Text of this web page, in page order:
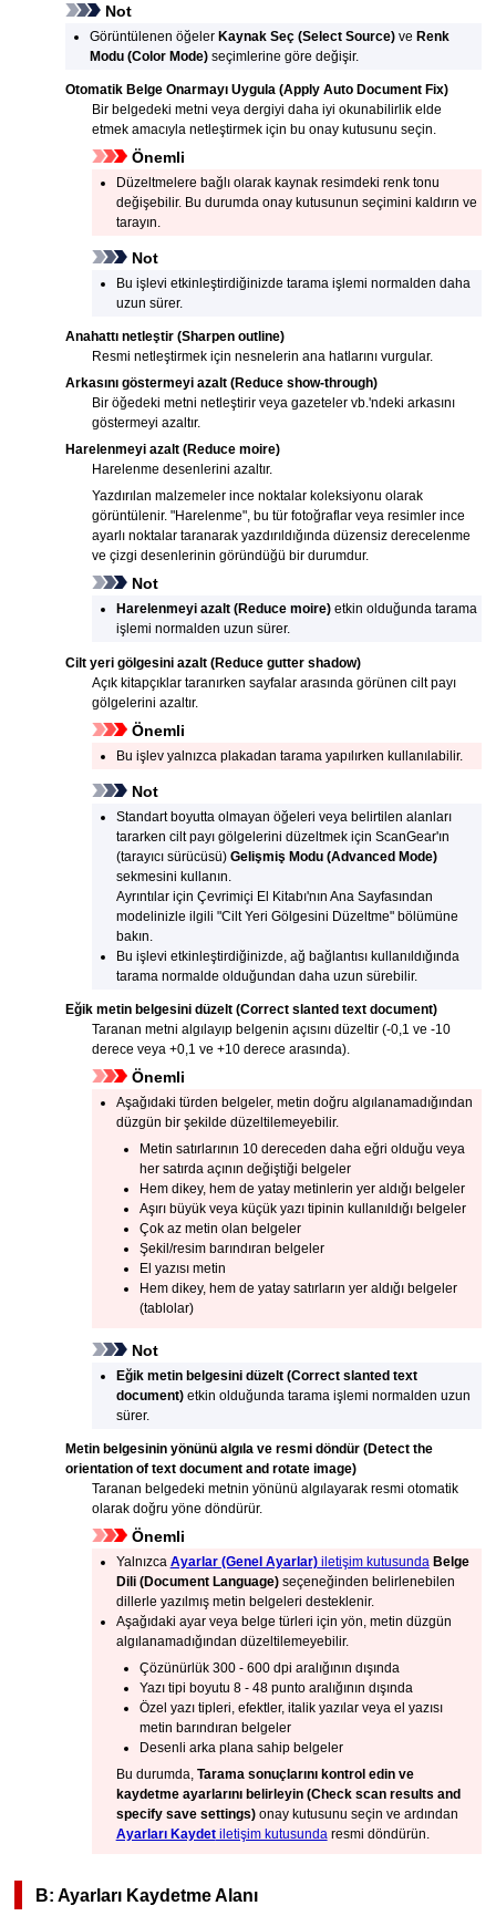
Not
Görüntülenen öğeler Kaynak Seç (Select Source)ve Renk
Modu (Color Mode)seçimlerine göre değişir.
Otomatik Belge Onarmayı Uygula (Apply Auto Document Fix)
Bir belgedeki metni veya dergiyi daha iyi okunabilirlik elde
etmek amacıyla netleştirmek için bu onay kutusunu seçin.
Önemli
Düzeltmelere bağlı olarak kaynak resimdeki renk tonu
değişebilir. Bu durumda onay kutusunun seçimini kaldırın ve
tarayın.
Not
Bu işlevi etkinleştirdiğinizde tarama işlemi normalden daha
uzun sürer.
Anahattı netleştir (Sharpen outline)
Resmi netleştirmek için nesnelerin ana hatlarını vurgular.
Arkasını göstermeyi azalt (Reduce show-through)
Bir öğedeki metni netleştirir veya gazeteler vb.'ndeki arkasını
göstermeyi azaltır.
Harelenmeyi azalt (Reduce moire)
Harelenme desenlerini azaltır.
Yazdırılan malzemeler ince noktalar koleksiyonu olarak
görüntülenir. "Harelenme", bu tür fotoğraflar veya resimler ince
ayarlı noktalar taranarak yazdırıldığında düzensiz derecelenme
ve çizgi desenlerinin göründüğü bir durumdur.
Not
Harelenmeyi azalt (Reduce moire)etkin olduğunda tarama
işlemi normalden uzun sürer.
Cilt yeri gölgesini azalt (Reduce gutter shadow)
Açık kitapçıklar taranırken sayfalar arasında görünen cilt payı
gölgelerini azaltır.
Önemli
Bu işlev yalnızca plakadan tarama yapılırken kullanılabilir.
Not
Standart boyutta olmayan öğeleri veya belirtilen alanları
tararken cilt payı gölgelerini düzeltmek için ScanGear'ın
(tarayıcı sürücüsü) Gelişmiş Modu (Advanced Mode)
sekmesini kullanın.
Ayrıntılar için Çevrimiçi El Kitabı'nın Ana Sayfasından
modelinizle ilgili "Cilt Yeri Gölgesini Düzeltme" bölümüne
bakın.
Bu işlevi etkinleştirdiğinizde, ağ bağlantısı kullanıldığında
tarama normalde olduğundan daha uzun sürebilir.
Eğik metin belgesini düzelt (Correct slanted text document)
Taranan metni algılayıp belgenin açısını düzeltir (-0,1 ve -10
derece veya +0,1 ve +10 derece arasında).
Önemli
Aşağıdaki türden belgeler, metin doğru algılanamadığından
düzgün bir şekilde düzeltilemeyebilir.
Metin satırlarının 10 dereceden daha eğri olduğu veya
her satırda açının değiştiği belgeler
Hem dikey, hem de yatay metinlerin yer aldığı belgeler
Aşırı büyük veya küçük yazı tipinin kullanıldığı belgeler
Çok az metin olan belgeler
Şekil/resim barındıran belgeler
El yazısı metin
Hem dikey, hem de yatay satırların yer aldığı belgeler
(tablolar)
Not
Eğik metin belgesini düzelt (Correct slanted text
document)etkin olduğunda tarama işlemi normalden uzun
sürer.
Metin belgesinin yönünü algıla ve resmi döndür (Detect the
orientation of text document and rotate image)
Taranan belgedeki metnin yönünü algılayarak resmi otomatik
olarak doğru yöne döndürür.
Önemli
Yalnızca Ayarlar (Genel Ayarlar)iletişim kutusunda Belge
Dili (Document Language)seçeneğinden belirlenebilen
dillerle yazılmış metin belgeleri desteklenir.
Aşağıdaki ayar veya belge türleri için yön, metin düzgün
algılanamadığından düzeltilemeyebilir.
Çözünürlük 300 - 600 dpi aralığının dışında
Yazı tipi boyutu 8 - 48 punto aralığının dışında
Özel yazı tipleri, efektler, italik yazılar veya el yazısı
metin barındıran belgeler
Desenli arka plana sahip belgeler
Bu durumda, Tarama sonuçlarını kontrol edin ve
kaydetme ayarlarını belirleyin (Check scan results and
specify save settings)onay kutusunu seçin ve ardından
Ayarları Kaydetiletişim kutusundaresmi döndürün.
B: Ayarları Kaydetme Alanı